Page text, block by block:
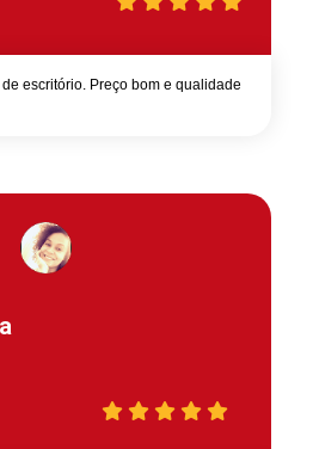
escritório. Preço bom e qualidade